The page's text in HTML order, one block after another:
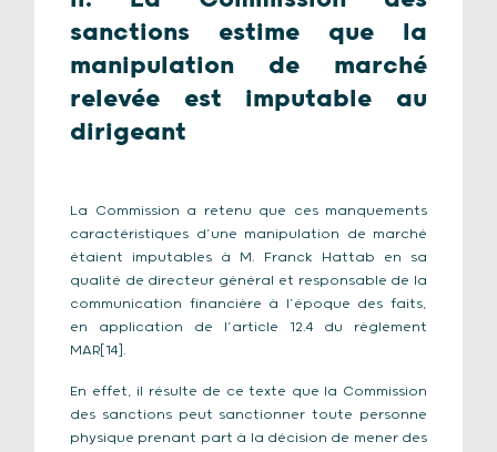
sanctions estime que la
manipulation de marché
relevée est imputable au
dirigeant
La Commission a retenu que ces manquements
caractéristiques d’une manipulation de marché
étaient imputables à M. Franck Hattab en sa
qualité de directeur général et responsable de la
communication financière à l’époque des faits,
en application de l’article 12.4 du règlement
MAR[14].
En effet, il résulte de ce texte que la Commission
des sanctions peut sanctionner toute personne
physique prenant part à la décision de mener des